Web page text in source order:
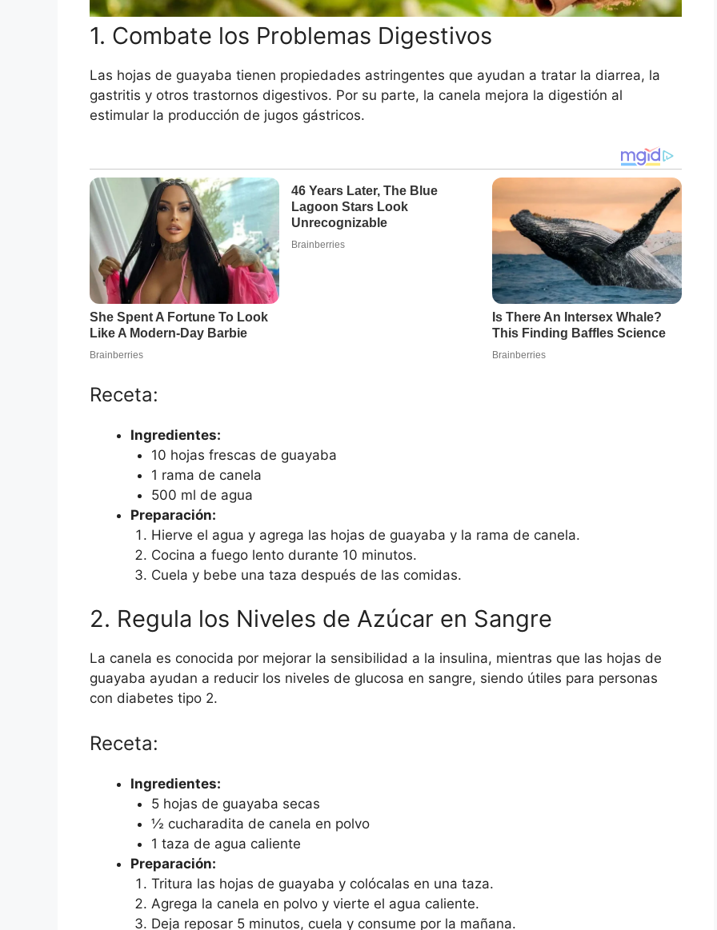
1. Combate los Problemas Digestivos
Las hojas de guayaba tienen propiedades astringentes que ayudan a tratar la diarrea, la
gastritis y otros trastornos digestivos. Por su parte, la canela mejora la digestión al
estimular la producción de jugos gástricos.
Receta:
Ingredientes:
10 hojas frescas de guayaba
1 rama de canela
500 ml de agua
Preparación:
Hierve el agua y agrega las hojas de guayaba y la rama de canela.
Cocina a fuego lento durante 10 minutos.
Cuela y bebe una taza después de las comidas.
2. Regula los Niveles de Azúcar en Sangre
La canela es conocida por mejorar la sensibilidad a la insulina, mientras que las hojas de
guayaba ayudan a reducir los niveles de glucosa en sangre, siendo útiles para personas
con diabetes tipo 2.
Receta:
Ingredientes:
5 hojas de guayaba secas
½ cucharadita de canela en polvo
1 taza de agua caliente
Preparación:
Tritura las hojas de guayaba y colócalas en una taza.
Agrega la canela en polvo y vierte el agua caliente.
Deja reposar 5 minutos, cuela y consume por la mañana.